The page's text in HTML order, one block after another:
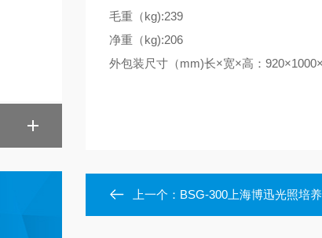
毛重（kg):239
净重（kg):206
外包装尺寸（mm)长×宽×高：
上一个： BSG-300上海博迅光照培